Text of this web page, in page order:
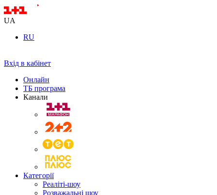
UA
RU
Вхід в кабінет
Онлайн
ТБ програма
Канали
Категорії
Реаліті-шоу
Розважальні шоу